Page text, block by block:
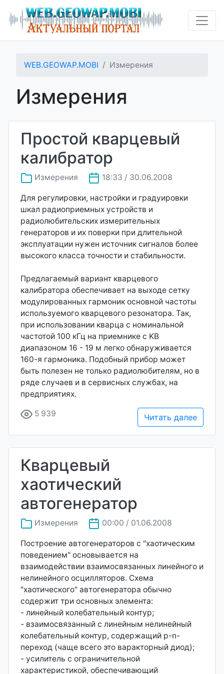
WEB.GEOWAP.MOBI Измерения
Измерения
Простой кварцевый
калибратор
Измерения 18:33 / 30.06.2008
Для регулировки, настройки и градуировки
шкал радиоприемных устройств и
радиолюбительских измерительных
генераторов и их поверки при длительной
эксплуатации нужен источник сигналов более
высокого класса точности и стабильности.
Предлагаемый вариант кварцевого
калибратора обеспечивает на выходе сетку
модулированных гармоник основной частоты
используемого кварцевого резонатора. Так,
при использовании кварца с номинальной
частотой 100 кГц на приемнике с KB
диапазоном 16 - 19 м легко обнаруживается
160-я гармоника. Подобный прибор может
быть полезен не только радиолюбителям, но в
ряде случаев и в сервисных службах, на
предприятиях.
5 939 Читать далее
Кварцевый
хаотический
автогенератор
Измерения 00:00 / 01.06.2008
Построение автогенераторов с "хаотическим
поведением" основывается на
взаимодействии взаимосвязанных линейного и
нелинейного осцилляторов. Схема
"хаотического" автогенератора обычно
содержит три основных элемента:
- линейный колебательный контур;
- взаимосвязанный с линейным нелинейный
колебательный контур, содержащий p-n-
переход (чаще всего это варакторный диод);
- усилитель с ограничительной
характеристикой, обеспечивающий